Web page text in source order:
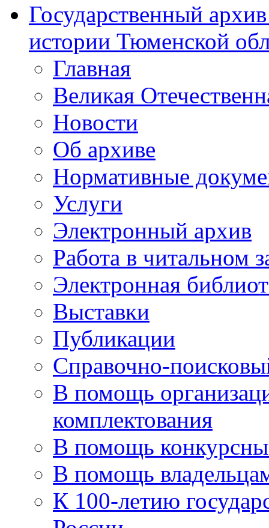
Государственный
истории Тюменской
Главная
Великая
Новости
Об архиве
Нормативные
Услуги
Электронный архив
Работа в читальном
Электронная
Выставки
Публикации
Справочно-
В помощь
комплектования
В помощь
В помощь
К 100-летию